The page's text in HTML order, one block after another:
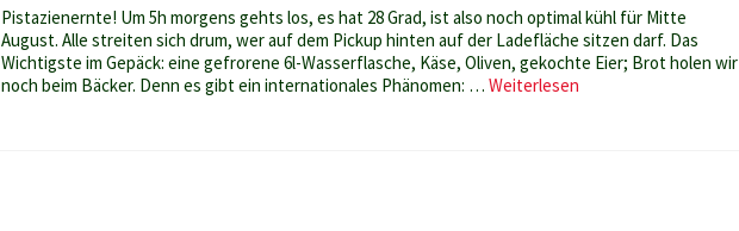
Pistazienernte! Um 5h morgens gehts los, es hat 28 Grad, ist also noch optimal kühl für Mitte
August. Alle streiten sich drum, wer auf dem Pickup hinten auf der Ladefläche sitzen darf. Das
Wichtigste im Gepäck: eine gefrorene 6l-Wasserflasche, Käse, Oliven, gekochte Eier; Brot holen wir
noch beim Bäcker. Denn es gibt ein internationales Phänomen: … Weiterlesen